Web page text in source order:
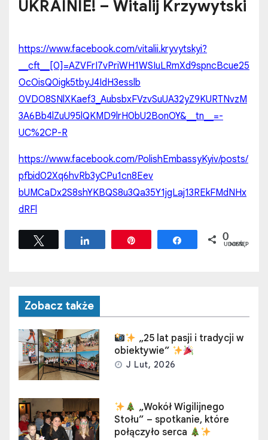
UKRAINIE! – Witalij Krzywytski
https://www.facebook.com/vitalii.kryvytskyi?
__cft__[0]=AZVFrI7vPriWH1WSIuLRmXd9spncBcue25
OcOisQ0igk5tbyJ4IdH3esslb
0VDO8SNlXKaef3_AubsbxFVzvSuUA32yZ9KURTNvzM
3A6Bb4lZuU95lQKMD9lrH0bU2BonOY&__tn__=-
UC%2CP-R
https://www.facebook.com/PolishEmbassyKyiv/posts/
pfbid02Xq6hvRb3yCPu1cn8Eev
bUMCaDx2S8shYKBQS8u3Qa35Y1jgLaj13REkFMdNHx
dRFl
Udostępnij Udostępnij
0
UDOSTĘPNIEŃ
Zobacz także
„25 lat pasji i tradycji w
obiektywie”
J Lut, 2026
„Wokół Wigilijnego
Stołu” – spotkanie, które
połączyło serca